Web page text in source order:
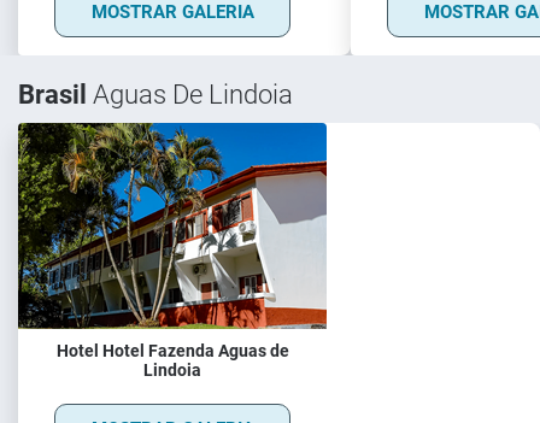
MOSTRAR GALERIA MOSTRAR
Brasil Aguas De Lindoia
Hotel Hotel Fazenda Aguas de
Lindoia